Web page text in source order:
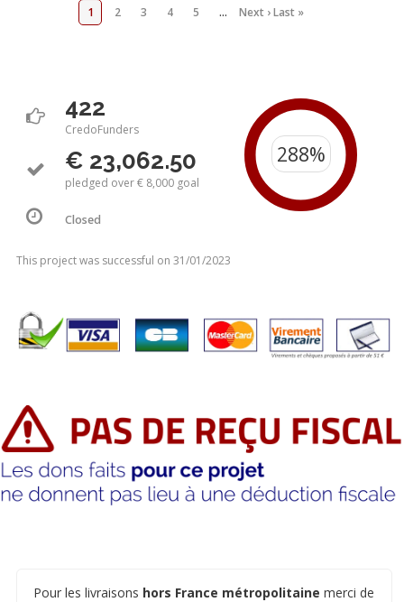
1 2 3 4 5 … Next ›Last »
422
CredoFunders
€ 23,062.50
pledged over € 8,000 goal
Closed
This project was successful on 31/01/2023
Pour les livraisons hors France métropolitaine merci de